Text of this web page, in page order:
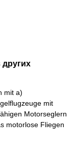
mit a)
mit
Motorseglern
motorlose Fliegen